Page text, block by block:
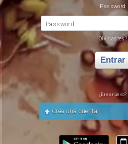
Password
Password
Olvidastes?
Entrar
¿Eres nuevo?
Crea una cuenta